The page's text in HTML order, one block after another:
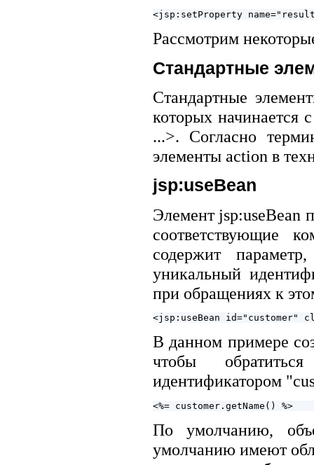
Рассмотрим
Стандартные
Стандартные
которых начинается
...>. Согласно
элементы action в
jsp:useBean
Элемент jsp:useBean
соответствующие
содержит
уникальный
при обращениях к
В данном примере
чтобы
идентификатором
По умолчанию,
умолчанию имеют